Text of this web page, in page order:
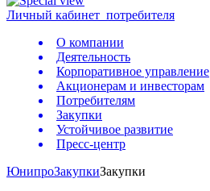
Личный кабинет потребителя
О компании
Деятельность
Корпоративное управление
Акционерам и инвесторам
Потребителям
Закупки
Устойчивое развитие
Пресс-центр
ЮнипроЗакупкиЗакупки